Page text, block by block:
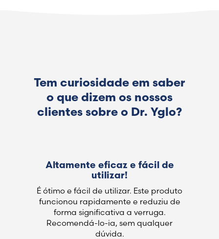
Tem curiosidade em saber
o que dizem os nossos
clientes sobre o Dr. Yglo?
Altamente eficaz e fácil de
utilizar!
É ótimo e fácil de utilizar. Este produto
funcionou rapidamente e reduziu de
forma significativa a verruga.
Recomendá-lo-ia, sem qualquer
dúvida.